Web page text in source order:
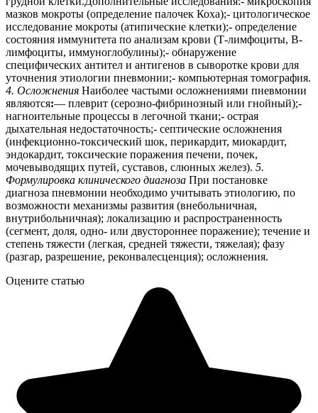
мазков мокроты (определение палочек Коха);- цитологическое
исследование мокроты (атипические клетки);- определение
состояния иммунитета по анализам крови (Т-лимфоциты, В-
лимфоциты, иммуноглобулины);- обнаружение
специфических антител и антигенов в сыворотке крови для
уточнения этиологии пневмонии;- компьютерная томография.
4. Осложнения Наиболее частыми осложнениями пневмонии
являются:— плеврит (серозно-фибринозный или гнойный);-
нагноительные процессы в легочной ткани;- острая
дыхательная недостаточность;- септические осложнения
(инфекционно-токсический шок, перикардит, миокардит,
эндокардит, токсические поражения печени, почек,
мочевыводящих путей, суставов, слюнных желез). 5.
Формулировка клинического диагноза При постановке
диагноза пневмонии необходимо учитывать этиологию, по
возможности механизмы развития (внебольничная,
внутрибольничная); локализацию и распространенность
(сегмент, доля, одно- или двустороннее поражение); течение и
степень тяжести (легкая, средней тяжести, тяжелая); фазу
(разгар, разрешение, реконвалесценция); осложнения.
Оцените статью